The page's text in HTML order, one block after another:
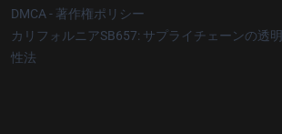
DMCA - 著作権ポリシー
カリフォルニアSB657: サプライチェーンの透明
性法